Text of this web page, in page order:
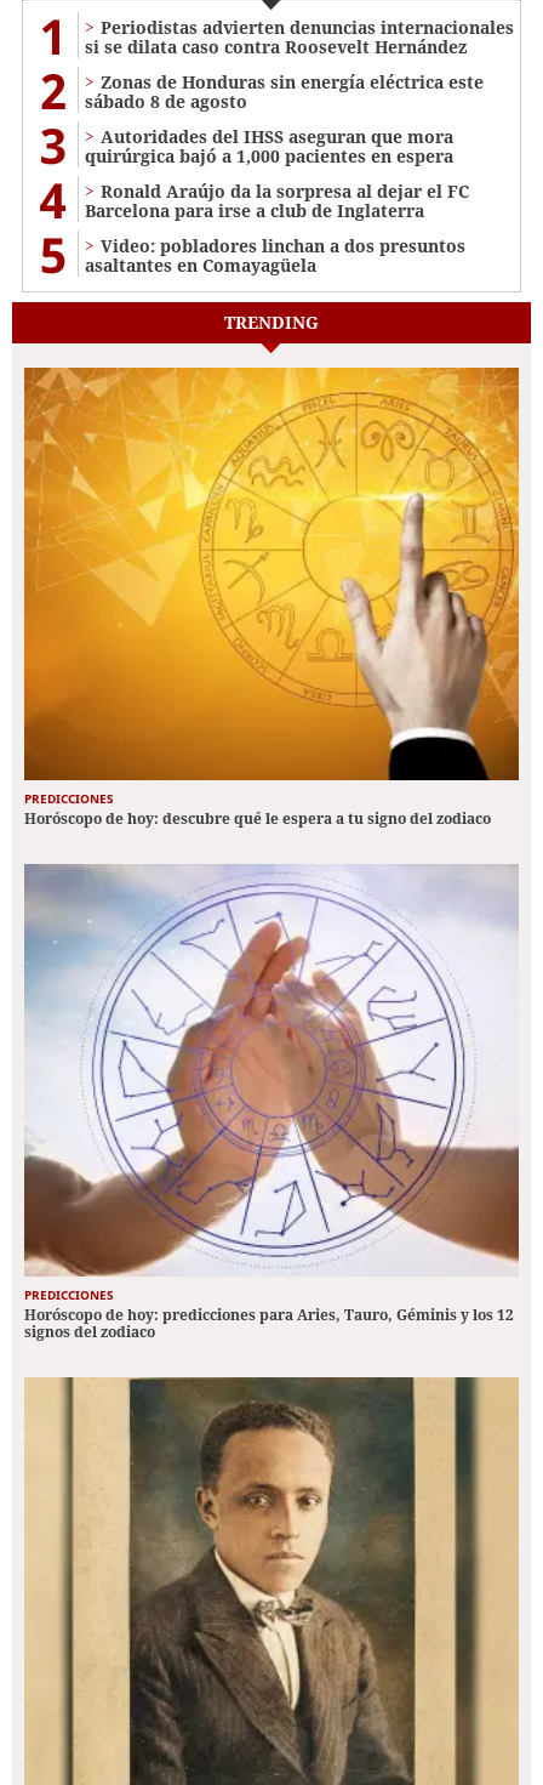
1
Periodistas advierten denuncias internacionales
si se dilata caso contra Roosevelt Hernández
2
Zonas de Honduras sin energía eléctrica este
sábado 8 de agosto
3
Autoridades del IHSS aseguran que mora
quirúrgica bajó a 1,000 pacientes en espera
4
Ronald Araújo da la sorpresa al dejar el FC
Barcelona para irse a club de Inglaterra
5
Video: pobladores linchan a dos presuntos
asaltantes en Comayagüela
TRENDING
PREDICCIONES
Horóscopo de hoy: descubre qué le espera a tu signo del zodiaco
PREDICCIONES
Horóscopo de hoy: predicciones para Aries, Tauro, Géminis y los 12
signos del zodiaco